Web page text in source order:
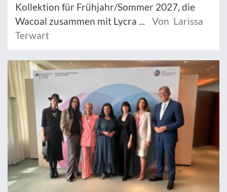
Kollektion für Frühjahr/Sommer 2027, die
Wacoal zusammen mit Lycra ...
Von Larissa
Terwart